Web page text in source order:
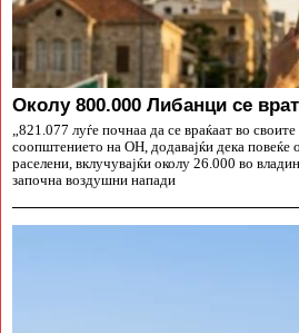
Околу 800.000 Либанци се
„821.077 луѓе почнаа да се враќаат во
соопштението на ОН, додавајќи дека повеќе
раселени, вклучувајќи околу 26.000 во
започна воздушни напади